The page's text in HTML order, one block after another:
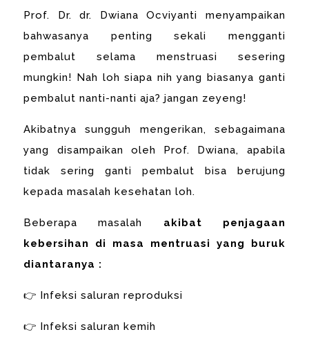
Prof. Dr. dr. Dwiana Ocviyanti menyampaikan
bahwasanya penting sekali mengganti
pembalut selama menstruasi sesering
mungkin! Nah loh siapa nih yang biasanya ganti
pembalut nanti-nanti aja? jangan zeyeng!
Akibatnya sungguh mengerikan, sebagaimana
yang disampaikan oleh Prof. Dwiana, apabila
tidak sering ganti pembalut bisa berujung
kepada masalah kesehatan loh.
Beberapa masalah akibat penjagaan
kebersihan di masa mentruasi yang buruk
diantaranya :
👉 Infeksi saluran reproduksi
👉 Infeksi saluran kemih